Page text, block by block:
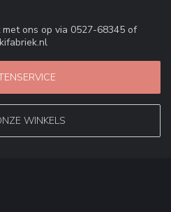
ons op via 0527-68345 of
WINKELS